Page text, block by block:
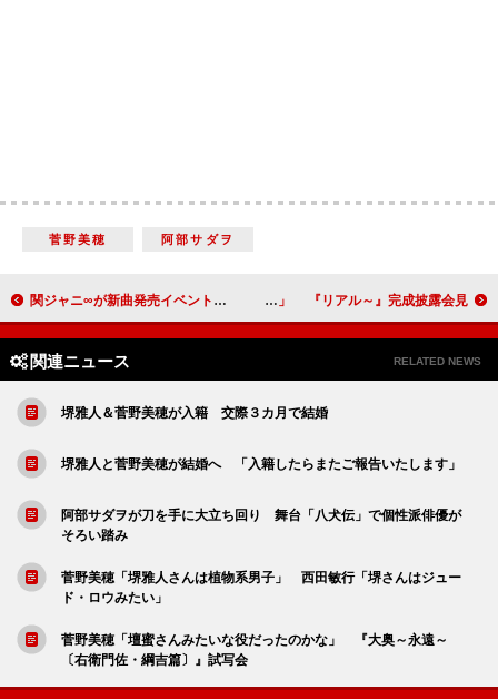
菅野美穂 阿部サダヲ
関ジャニ∞が新曲発売イベントを開催 メンバーの“ここにしかない景色”とは？ 佐藤健＆綾瀬はるか「中谷さんの脳に入りたい」 『リアル～』完成披露会見
関連ニュース RELATED NEWS
堺雅人＆菅野美穂が入籍 交際３カ月で結婚
堺雅人と菅野美穂が結婚へ 「入籍したらまたご報告いたします」
阿部サダヲが刀を手に大立ち回り 舞台「八犬伝」で個性派俳優が
そろい踏み
菅野美穂「堺雅人さんは植物系男子」 西田敏行「堺さんはジュー
ド・ロウみたい」
菅野美穂「壇蜜さんみたいな役だったのかな」 『大奥～永遠～
〔右衛門佐・綱吉篇〕』試写会